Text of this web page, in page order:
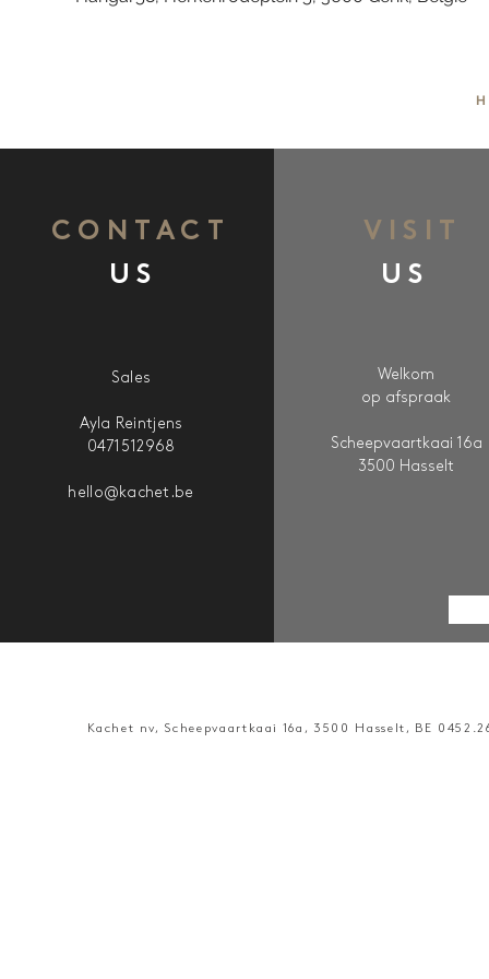
H
CONTACT
US
Sales
Ayla Reintjens
0471512968
hello@kachet.be
VISIT
US
Welkom
op afspraak
Scheepvaartkaai 16a
3500 Hasselt
Kachet nv, Scheepvaartkaai 16a, 3500 Hasselt,